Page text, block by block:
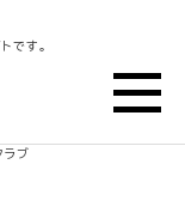
です。
ラブ